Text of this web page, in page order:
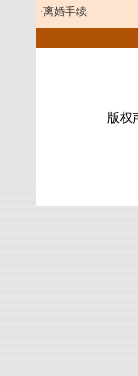
·离婚手续
版权